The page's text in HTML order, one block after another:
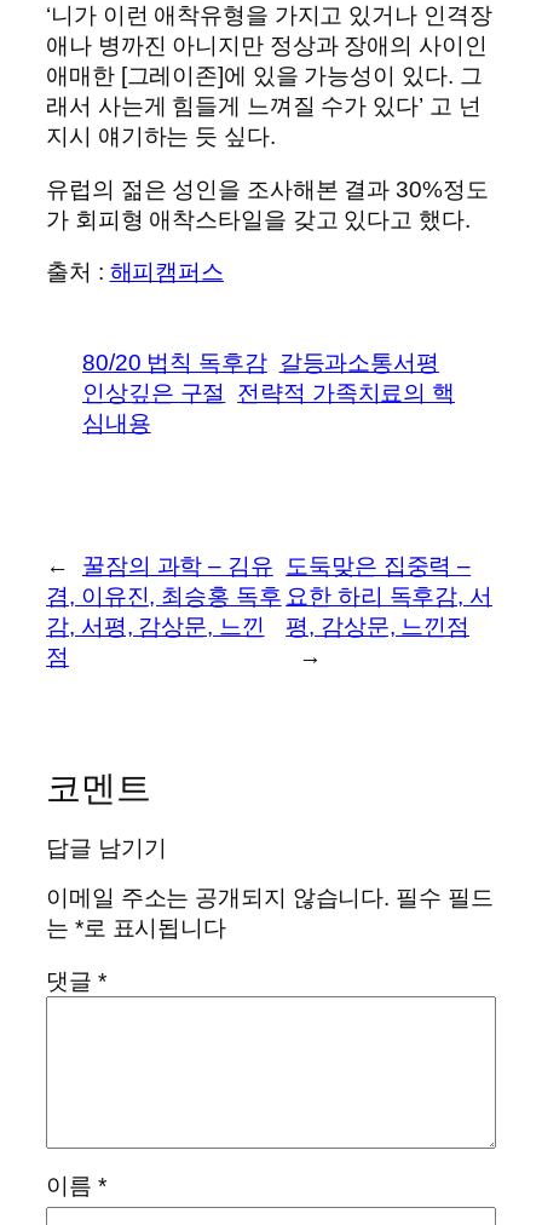
‘니가 이런 애착유형을 가지고 있거나 인격장
애나 병까진 아니지만 정상과 장애의 사이인
애매한 [그레이존]에 있을 가능성이 있다. 그
래서 사는게 힘들게 느껴질 수가 있다’ 고 넌
지시 얘기하는 듯 싶다.
유럽의 젊은 성인을 조사해본 결과 30%정도
가 회피형 애착스타일을 갖고 있다고 했다.
출처 : 해피캠퍼스
80/20 법칙 독후감 갈등과소통서평
인상깊은 구절
전략적 가족치료의 핵
심내용
←
꿀잠의 과학 – 김유
겸, 이유진, 최승홍 독후
감, 서평, 감상문, 느낀
점
도둑맞은 집중력 –
요한 하리 독후감, 서
평, 감상문, 느낀점
→
코멘트
답글 남기기
이메일 주소는 공개되지 않습니다. 필수 필드
는 *로 표시됩니다
댓글 *
이름 *